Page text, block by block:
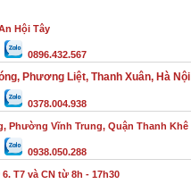
Hội Tây
0896.432.567
Phương Liệt, Thanh Xuân, Hà Nội
0378.004.938
Phường Vĩnh Trung, Quận Thanh Khê
0938.050.288
T7 và CN từ 8h - 17h30